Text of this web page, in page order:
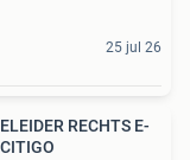
25 jul 26
RECHTS E-